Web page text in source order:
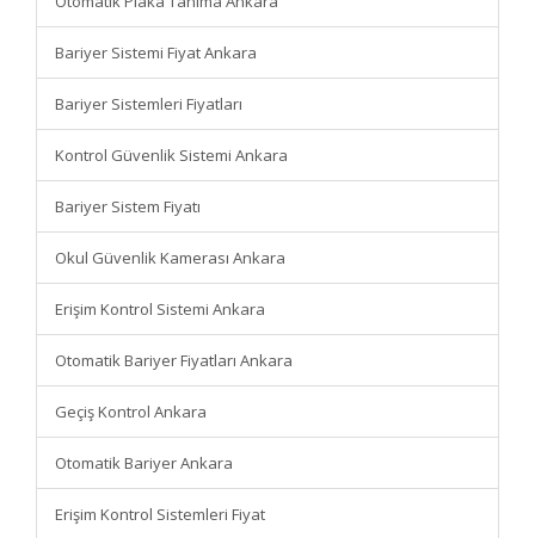
Bariyer Sistemi Fiyat Ankara
Bariyer Sistemleri Fiyatları
Kontrol Güvenlik Sistemi Ankara
Bariyer Sistem Fiyatı
Okul Güvenlik Kamerası Ankara
Erişim Kontrol Sistemi Ankara
Otomatik Bariyer Fiyatları Ankara
Geçiş Kontrol Ankara
Otomatik Bariyer Ankara
Erişim Kontrol Sistemleri Fiyat